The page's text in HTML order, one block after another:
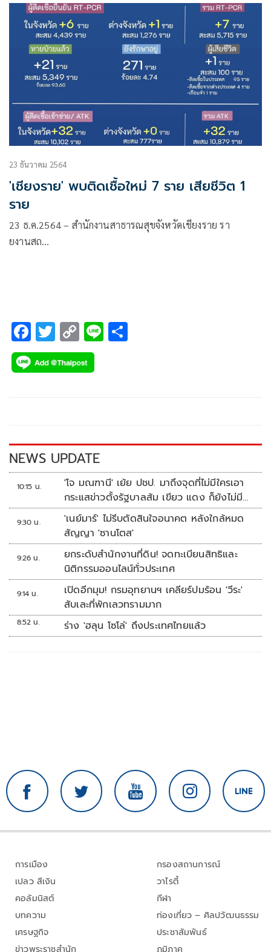
23 ธันวาคม 2564
'เชียงราย' พบติดเชื้อใหม่ 7 ราย เสียชีวิต 1
ราย
23 ธ.ค.2564 – สำนักงานสาธารณสุขจังหวัดเชียงราย รา
ยงานสถ…
F
ac
e
k
T
wi
tt
C
o
p
k
Li
NEWS UPDATE
10:15 น.
'โจ มณฑานี' เย้ย ปชป. มาถึงจุดที่ไม่มีใครเอา
กระแสข่าวตั้งรัฐบาลส้ม เขียว แดง ก็ยังไม่มีฟ้า
เลย
9:30 น.
'เนย์มาร์' ไม่รีบตัดสินใจอนาคต หลังใกล้หมด
สัญญา 'ซานโตส'
9:26 น.
ยกระดับสำนักงานที่ดิน! จดทะเบียนสิทธิและ
นิติกรรมออนไลน์ทั่วประเทศ
9:14 น.
เปิดอีกมุม! กรมอุทยานฯ เคลียร์ปมร้อน 'วีระ'
สับเละที่พักเลวทรามมาก
8:52 น. ร่าง 'ฮลุน โซโล่' ถึงประเทศไทยแล้ว
การเมือง
เปลว สีเงิน
คอลัมนิสต์
บทความ
เศรษฐกิจ
ข่าวพระราชสำนัก
กรองสถานการณ์
วาไรตี้
กีฬา
ท่องเที่ยว – ศิลปวัฒนธรรม
ประชาสัมพันธ์
ภูมิภาค